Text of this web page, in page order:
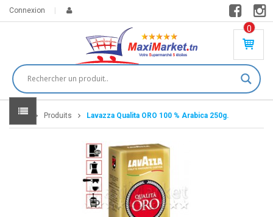
Connexion
0
PR
DU
IT(
S)
Home Produits Lavazza Qualita ORO 100 % Arabica 250g.